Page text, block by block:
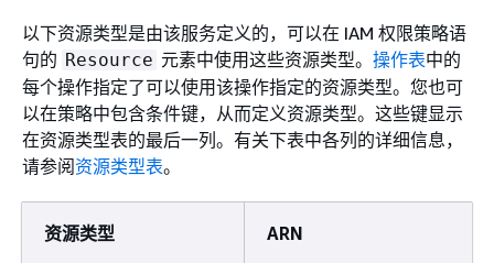
以下资源类型是由该服务定义的，可以在 IAM 权限策略语
句的 Resource 元素中使用这些资源类型。 操作表中的
每个操作指定了可以使用该操作指定的资源类型。您也可
以在策略中包含条件键，从而定义资源类型。这些键显示
在资源类型表的最后一列。有关下表中各列的详细信息，
请参阅资源类型表。
资源类型 ARN